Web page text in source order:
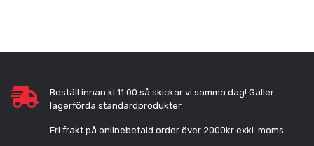
Beställ innan kl 11.00 så skickar vi samma dag! Gäller
lagerförda standardprodukter.
Fri frakt på onlinebetald order över 2000kr exkl. moms.